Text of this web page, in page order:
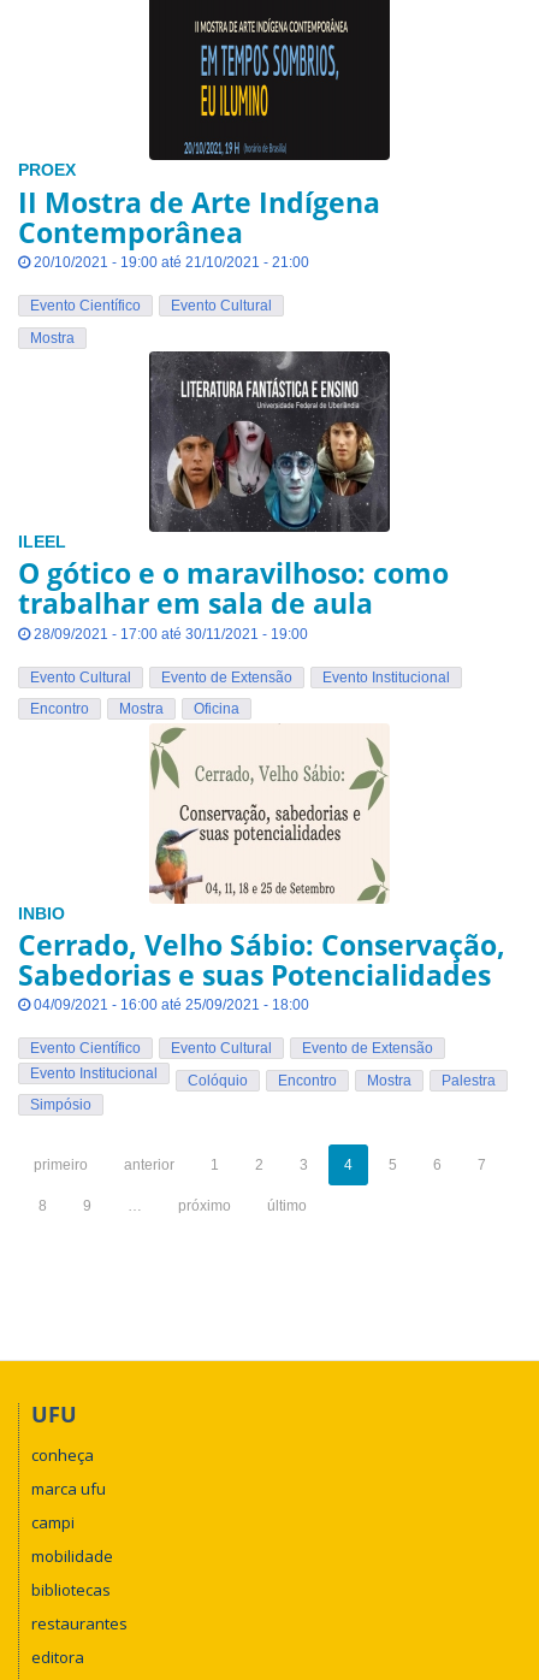
PROEX
II Mostra de Arte Indígena
Contemporânea
20/10/2021 - 19:00 até 21/10/2021 - 21:00
Evento Científico
Evento Cultural
Mostra
ILEEL
O gótico e o maravilhoso: como
trabalhar em sala de aula
28/09/2021 - 17:00 até 30/11/2021 - 19:00
Evento Cultural Evento de Extensão
Evento Institucional
Encontro
Mostra Oficina
INBIO
Cerrado, Velho Sábio: Conservação,
Sabedorias e suas Potencialidades
04/09/2021 - 16:00 até 25/09/2021 - 18:00
Evento Científico Evento Cultural
Evento de Extensão
Evento Institucional
Colóquio Encontro Mostra
Palestra
Simpósio
primeiro anterior 1 2 3 4 5 6 7
8 9 … próximo último
UFU
conheça
marca ufu
campi
mobilidade
bibliotecas
restaurantes
editora